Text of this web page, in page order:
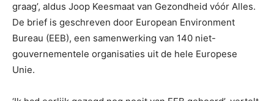
graag’, aldus Joop Keesmaat van Gezondheid vóór Alles.
De brief is geschreven door European Environment
Bureau (EEB), een samenwerking van 140 niet-
gouvernementele organisaties uit de hele Europese
Unie.